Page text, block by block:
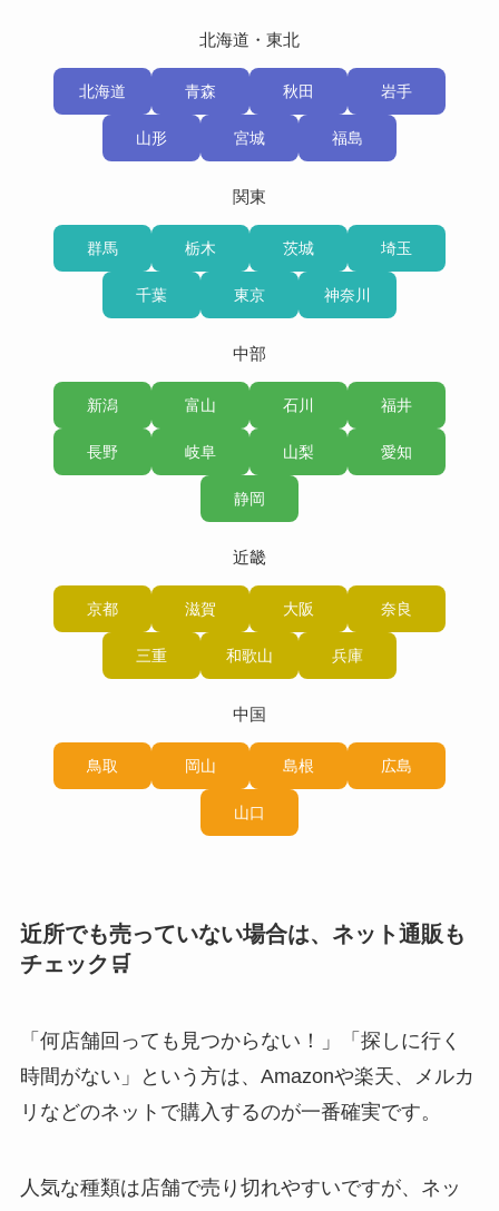
北海道・東北
北海道 青森 秋田 岩手
山形 宮城 福島
関東
群馬 栃木 茨城 埼玉
千葉 東京 神奈川
中部
新潟 富山 石川 福井
長野 岐阜 山梨 愛知
静岡
近畿
京都 滋賀 大阪 奈良
三重 和歌山 兵庫
中国
鳥取 岡山 島根 広島
山口
近所でも売っていない場合は、ネット通販も
チェック🛒
「何店舗回っても見つからない！」「探しに行く
時間がない」という方は、Amazonや楽天、メルカ
リなどのネットで購入するのが一番確実です。
人気な種類は店舗で売り切れやすいですが、ネッ